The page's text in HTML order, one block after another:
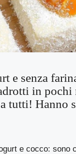
e senza
in pochi
tutti! Hanno
e cocco: sono